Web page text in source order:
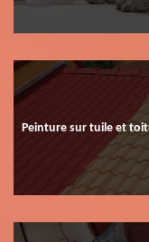
Peinture sur tuile et